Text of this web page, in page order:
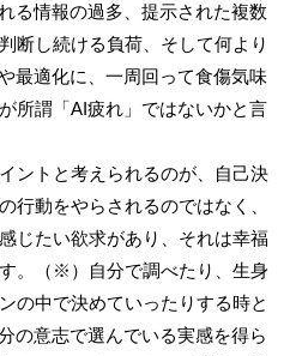
る情報の過多、提示された複数
断し続ける負荷、そして何より
最適化に、一周回って食傷気味
所謂「AI疲れ」ではないかと言
ントと考えられるのが、自己決
行動をやらされるのではなく、
じたい欲求があり、それは幸福
。（※）自分で調べたり、生身
の中で決めていったりする時と
の意志で選んでいる実感を得ら